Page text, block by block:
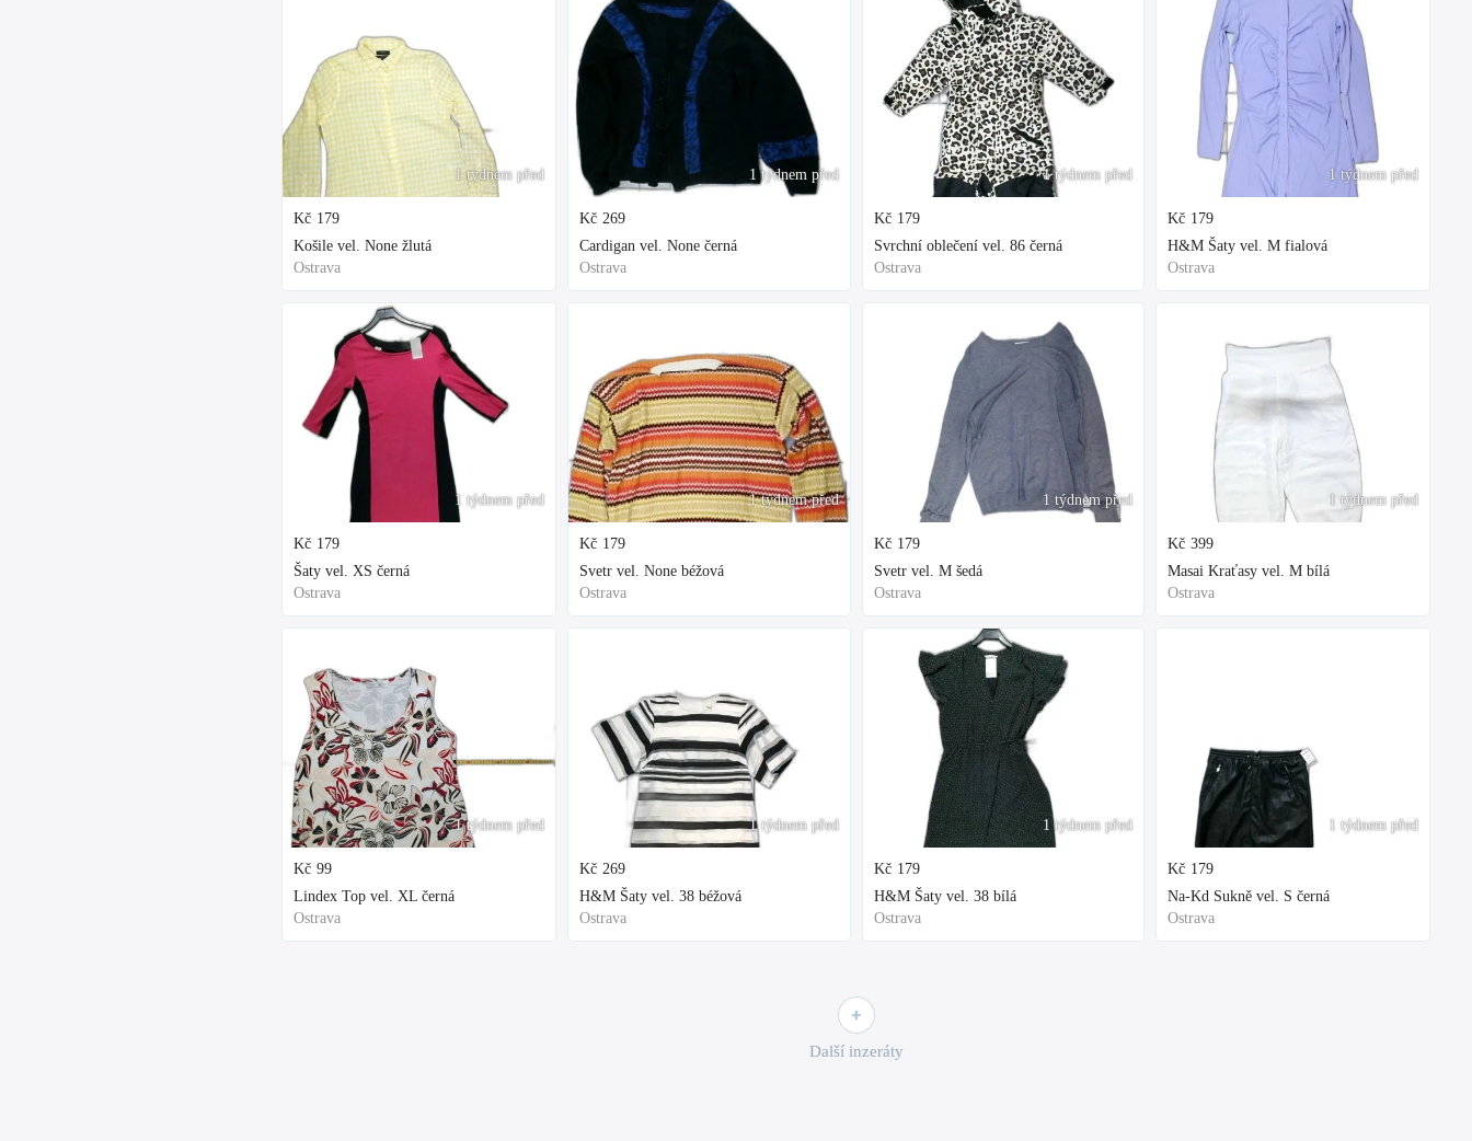
1 týdnem před
Kč 179
Košile vel. None žlutá
Ostrava
1 týdnem před
Kč 179
Šaty vel. XS černá
Ostrava
1 týdnem před
Kč 99
Lindex Top vel. XL černá
Ostrava
1 týdnem před
Kč 269
Cardigan vel. None černá
Ostrava
1 týdnem před
Kč 179
Svetr vel. None béžová
Ostrava
1 týdnem před
Kč 269
H&M Šaty vel. 38 béžová
Ostrava
1 týdnem před
Kč 179
Svrchní oblečení vel. 86 černá
Ostrava
1 týdnem před
Kč 179
Svetr vel. M šedá
Ostrava
1 týdnem před
Kč 179
H&M Šaty vel. 38 bílá
Ostrava
1 týdnem před
Kč 179
H&M Šaty vel. M fialová
Ostrava
1 týdnem před
Kč 399
Masai Kraťasy vel. M bílá
Ostrava
1 týdnem před
Kč 179
Na-Kd Sukně vel. S černá
Ostrava
Další inzeráty